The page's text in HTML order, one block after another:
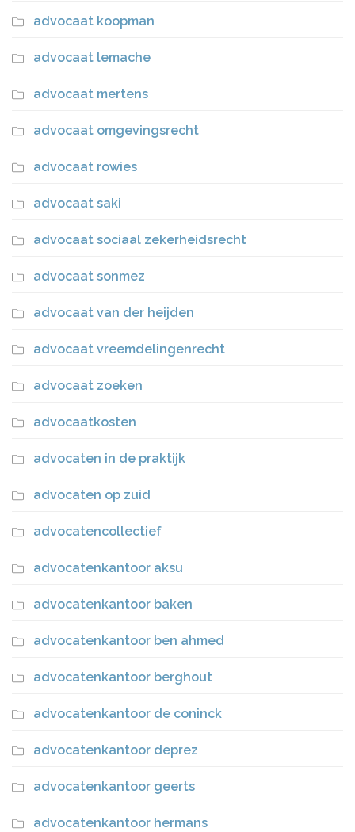
advocaat koopman
advocaat lemache
advocaat mertens
advocaat omgevingsrecht
advocaat rowies
advocaat saki
advocaat sociaal zekerheidsrecht
advocaat sonmez
advocaat van der heijden
advocaat vreemdelingenrecht
advocaat zoeken
advocaatkosten
advocaten in de praktijk
advocaten op zuid
advocatencollectief
advocatenkantoor aksu
advocatenkantoor baken
advocatenkantoor ben ahmed
advocatenkantoor berghout
advocatenkantoor de coninck
advocatenkantoor deprez
advocatenkantoor geerts
advocatenkantoor hermans